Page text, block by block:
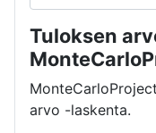
Tuloksen
arvo -laskenta.